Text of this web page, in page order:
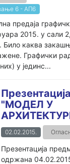
6 - АП6
предаја
2015. у сали
Било каква
Графички
у јединс...
"МОДЕЛ У
02.02.2015.
Презентација
одржана